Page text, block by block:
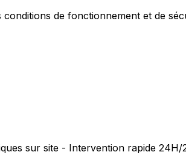
de fonctionnement et de
sur site - Intervention rapide